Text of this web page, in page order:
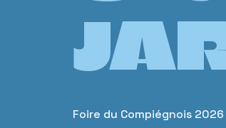
Foire du Compiégnois 2026